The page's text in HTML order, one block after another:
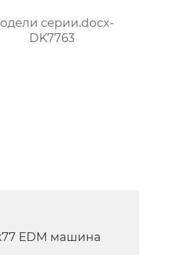
серии.docx-
DK7763
EDM машина